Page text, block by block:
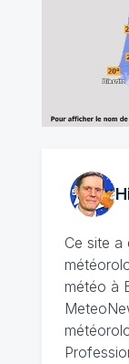
Ce site a
météo à